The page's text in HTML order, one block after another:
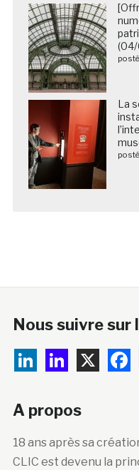
La
Nous suivre sur
A propos
18 ans après sa
CLIC est devenu la